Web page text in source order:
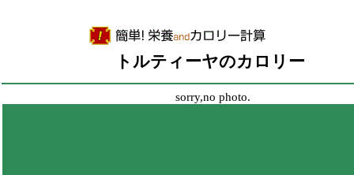
トルティーヤのカロリー
sorry,no photo.